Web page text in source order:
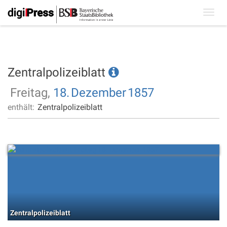
Zentralpolizeiblatt
Freitag, 18. Dezember1857
enthält: Zentralpolizeiblatt
Zentralpolizeiblatt